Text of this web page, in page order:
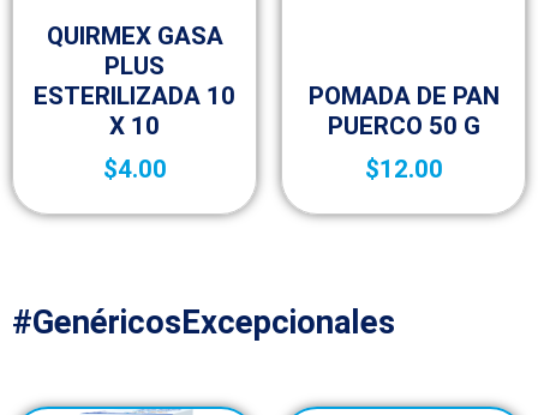
QUIRMEX GASA
PLUS
ESTERILIZADA 10
X 10
$4.00
POMADA DE PAN
PUERCO 50 G
$12.00
#GenéricosExcepcionales